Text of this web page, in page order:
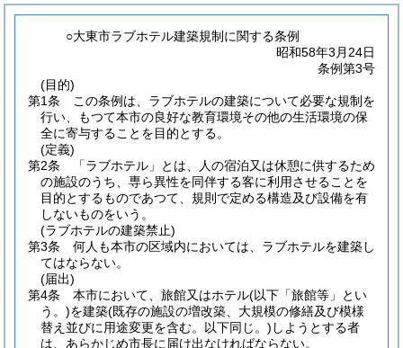
○大東市ラブホテル建築規制に関する条例
昭和58年3月24日
条例第3号
(目的)
第1条
この条例は、ラブホテルの建築について必要な規制を
行い、もつて本市の良好な教育環境その他の生活環境の保
全に寄与することを目的とする。
(定義)
第2条
「ラブホテル」とは、人の宿泊又は休憩に供するため
の施設のうち、専ら異性を同伴する客に利用させることを
目的とするものであつて、規則で定める構造及び設備を有
しないものをいう。
(ラブホテルの建築禁止)
第3条
何人も本市の区域内においては、ラブホテルを建築し
てはならない。
(届出)
第4条
本市において、旅館又はホテル(以下「旅館等」とい
う。)を建築(既存の施設の増改築、大規模の修繕及び模様
替え並びに用途変更を含む。以下同じ。) しようとする者
は、あらかじめ市長に届け出なければならない。